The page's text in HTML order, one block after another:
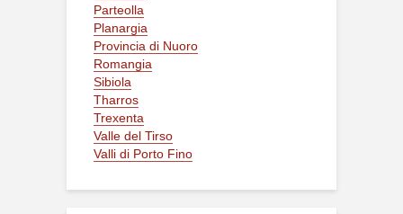
Parteolla
Planargia
Provincia di Nuoro
Romangia
Sibiola
Tharros
Trexenta
Valle del Tirso
Valli di Porto Fino